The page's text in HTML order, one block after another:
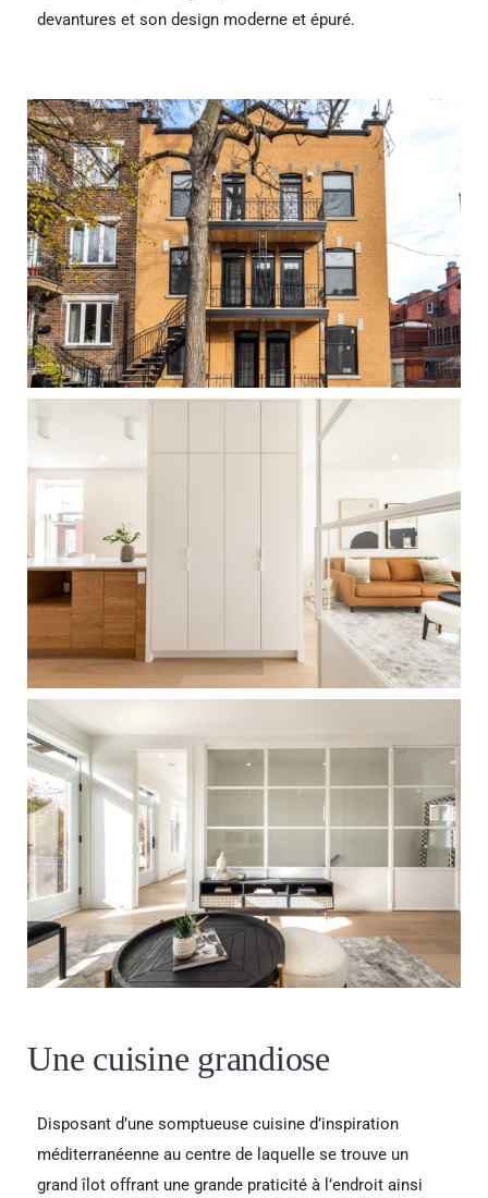
devantures et son design moderne et épuré.
Une cuisine grandiose
Disposant d’une somptueuse cuisine d’inspiration
méditerranéenne au centre de laquelle se trouve un
grand îlot offrant une grande praticité à l’endroit ainsi